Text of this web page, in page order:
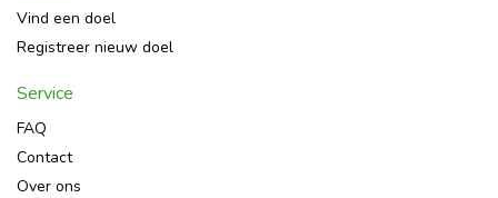
Vind een doel
Registreer nieuw doel
Service
FAQ
Contact
Over ons